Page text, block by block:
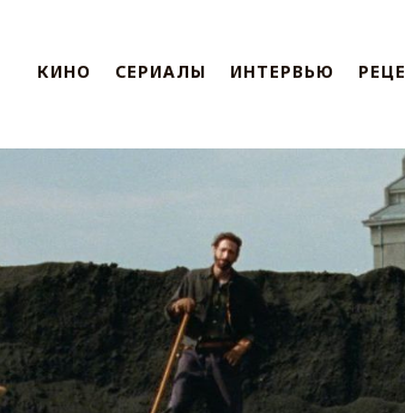
КИНО СЕРИАЛЫ ИНТЕРВЬЮ